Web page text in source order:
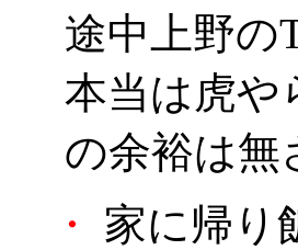
途中上野の
本当は虎や
の余裕は無
・
家に帰り